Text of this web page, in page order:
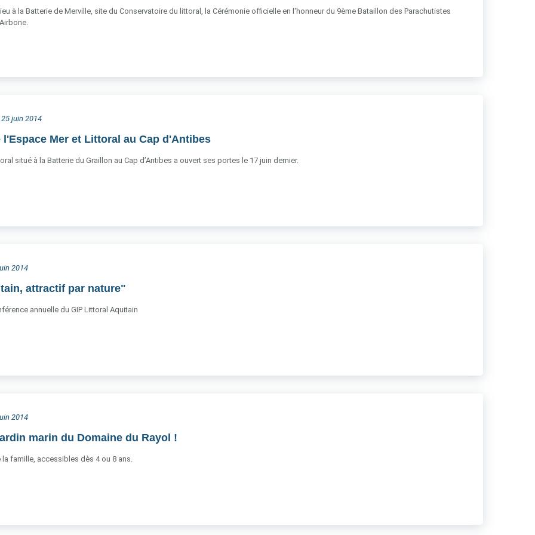
à la Batterie de Merville, site du Conservatoire du littoral, la Cérémonie officielle en l'honneur du 9ème Bataillon des Parachutistes
juin 2014
l'Espace Mer et Littoral au Cap d'Antibes
situé à la Batterie du Graillon au Cap d’Antibes a ouvert ses portes le 17 juin dernier.
2014
attractif par nature"
annuelle du GIP Littoral Aquitain
2014
marin du Domaine du Rayol !
famille, accessibles dès 4 ou 8 ans.